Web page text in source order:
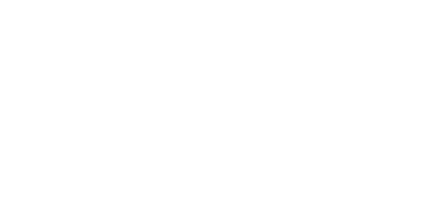
リング|Honda CBR1000RRR Rebel1100 500 250
｜Honda CL500 AfricaTwin
【Honda Dream 松阪】
Rebel250•500
バイク女子】
ました